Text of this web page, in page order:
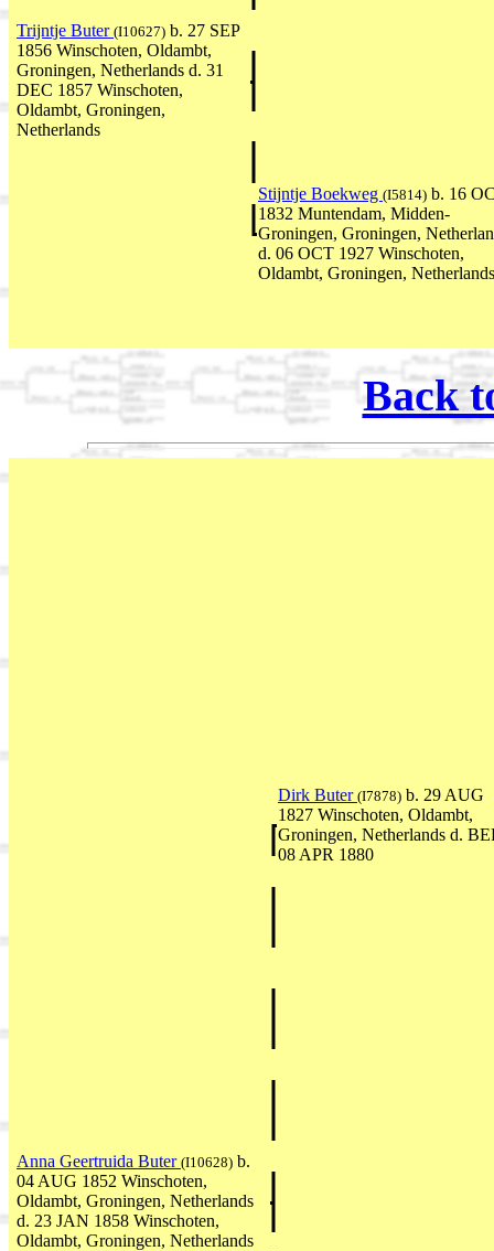
Trijntje Buter (I10627) b. 27 SEP
1856 Winschoten, Oldambt,
Groningen, Netherlands d. 31
DEC 1857 Winschoten,
Oldambt, Groningen,
Netherlands
Stijntje Boekweg (I5814) b. 16
1832 Muntendam, Midden-
Groningen, Groningen,
d. 06 OCT 1927 Winschoten,
Oldambt, Groningen, Netherlands
Back
Dirk Buter (I7878) b. 29 AUG
1827 Winschoten, Oldambt,
Groningen, Netherlands d.
08 APR 1880
Anna Geertruida Buter (I10628) b.
04 AUG 1852 Winschoten,
Oldambt, Groningen, Netherlands
d. 23 JAN 1858 Winschoten,
Oldambt, Groningen, Netherlands